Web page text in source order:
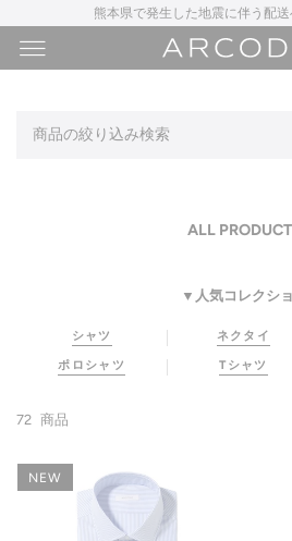
熊本県で発生した地震に伴う配
商品の絞り込み検索
ALL
▼人気コレクシ
シャツ ネクタイ
ポロシャツ Tシャツ
72 商品
NEW